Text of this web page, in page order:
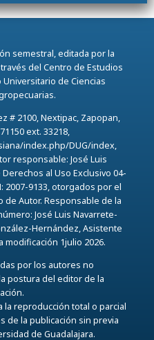
semestral, editada por la
del Centro de Estudios
de Ciencias
# 2100, Nextipac, Zapopan,
ext. 33218,
index.php/DUG/index,
responsable: José Luis
al Uso Exclusivo 04-
2007-9133, otorgados por el
Autor. Responsable de la
José Luis Navarrete-
Hernández, Asistente
modificación 1julio 2026.
por los autores no
postura del editor de la
reproducción total o parcial
de la publicación sin previa
de Guadalajara.